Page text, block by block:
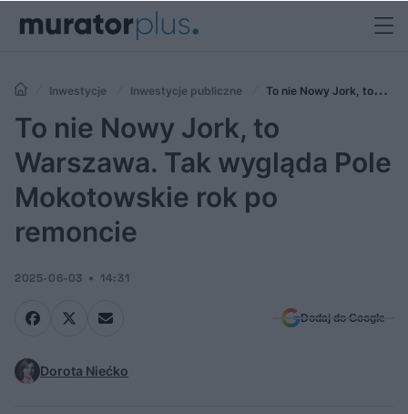
Inwestycje Inwestycje publiczne
To nie Nowy Jork, to
Warszawa. Tak wygląda Pole Mokotowskie rok po remoncie
To nie Nowy Jork, to
Warszawa. Tak wygląda Pole
Mokotowskie rok po
remoncie
2025-06-03 14:31
Dodaj do Google
Dorota Niećko